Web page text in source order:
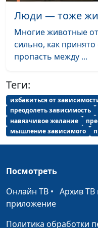
сил
Я смогу бросить
пить! Кофеин,
алкоголизм
Я смогу бросить
пить!
Антиалкогольная
пить! Я и
компания
Люди — тоже
Многие животные
сильно, как
пропасть между ...
Теги:
избавиться от
преодолеть зависимость
навязчивое желание
мышление зависимого
Посмотреть
Онлайн ТВ • Архив
приложение
Политика обработки